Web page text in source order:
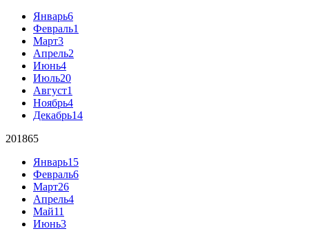
Январь6
Февраль1
Март3
Апрель2
Июнь4
Июль20
Август1
Ноябрь4
Декабрь14
201865
Январь15
Февраль6
Март26
Апрель4
Май11
Июнь3